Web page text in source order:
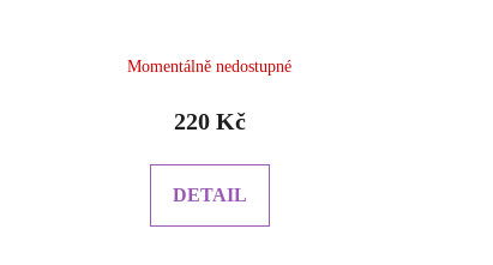
Momentálně nedostupné
220 Kč
DETAIL